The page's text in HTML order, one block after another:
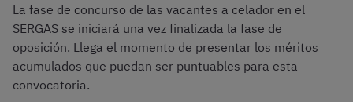
La fase de concurso de las vacantes a celador en el
SERGAS se iniciará una vez finalizada la fase de
oposición. Llega el momento de presentar los méritos
acumulados que puedan ser puntuables para esta
convocatoria.